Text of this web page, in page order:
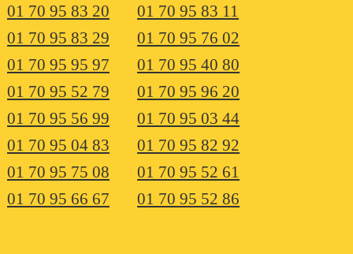
01 70 95 83 20
01 70 95 83 11
01 70 95 83 29
01 70 95 76 02
01 70 95 95 97
01 70 95 40 80
01 70 95 52 79
01 70 95 96 20
01 70 95 56 99
01 70 95 03 44
01 70 95 04 83
01 70 95 82 92
01 70 95 75 08
01 70 95 52 61
01 70 95 66 67
01 70 95 52 86